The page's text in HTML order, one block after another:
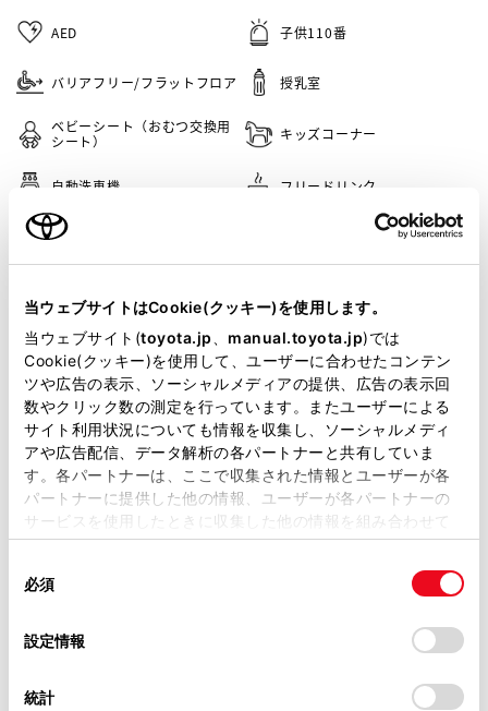
当ウェブサイトはCookie(クッキー)を使用します。
当ウェブサイト(toyota.jp manual.toyota.jp)では
Cookie(クッキー)を使用して、ユーザーに合わせたコンテン
ツや広告の表示、ソーシャルメディアの提供、広告の表示回
数やクリック数の測定を行っています。またユーザーによる
サイト利用状況についても情報を収集し、ソーシャルメディ
アや広告配信、データ解析の各パートナーと共有していま
す。各パートナーは、ここで収集された情報とユーザーが各
パートナーに提供した他の情報、ユーザーが各パートナーの
サービスを使用したときに収集した他の情報を組み合わせて
使用することがあります。当ウェブサイトの使用を続行する
デバイスにすべてのCookie(クッキー)が保存されることに同
意したことになります。Cookie(クッキー)のオプトアウト、
設定の変更、同意を撤回したりするにあたっては、当社の
「Cookie（クッキー）情報の取り扱いについて
」をご覧くだ
必須
設定情報
統計
AED 子供110番
バリアフリー/フラットフロア 授乳室
ベビーシート（おむつ交換用
シート）
キッズコーナー
自動洗車機 フリードリンク
車検・整備・メンテナンス取
扱店
急速充電器（50kw・急速充
介助専門士のいるお店 バリアフリー/多目的トイレ
WiFi
この販売店のウェブサイトはこちら
営業日カレンダー